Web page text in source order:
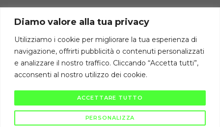
Diamo valore alla tua privacy
Utilizziamo i cookie per migliorare la tua esperienza di
navigazione, offrirti pubblicità o contenuti personalizzati
e analizzare il nostro traffico. Cliccando “Accetta tutti”,
acconsenti al nostro utilizzo dei cookie.
PERSONALIZZA
ACCETTARE TUTTO
Torna alla Lezione
Diritti di autore riservati Cambiodicampo ©
La pubblicazione e diffusione di questi contenuti è severamente vietata